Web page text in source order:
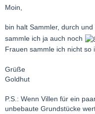
Moin,
bin halt Sammler, durch und
sammle ich ja auch noch
Frauen sammle ich nicht so
Grüße
Goldhut
P.S.: Wenn Villen für ein
unbebaute Grundstücke